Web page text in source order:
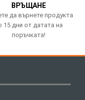
ВРЪЩАНЕ
да върнете продукта
15 дни от датата на
поръчката!